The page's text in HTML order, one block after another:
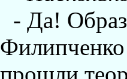
- Да!